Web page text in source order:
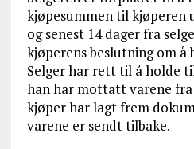
kjøpesummen til kjøperen
og senest 14 dager fra
kjøperens beslutning om
Selger har rett til å holde
han har mottatt varene
kjøper har lagt frem
varene er sendt tilbake.